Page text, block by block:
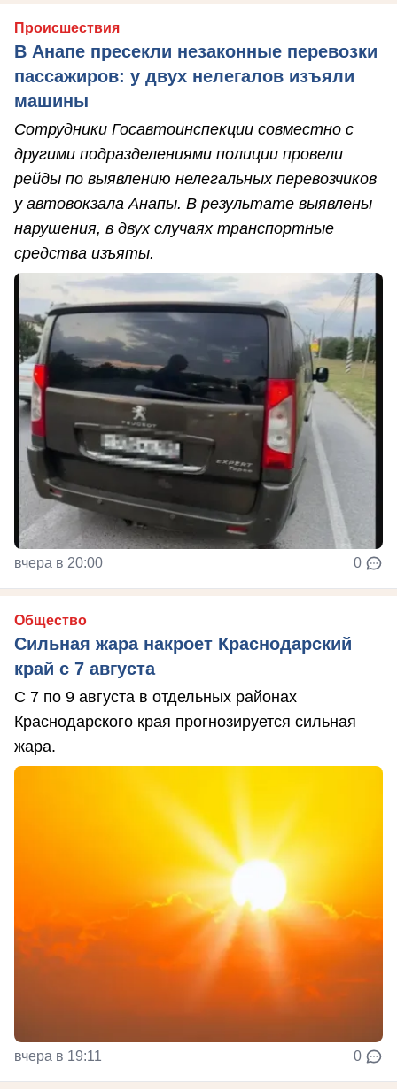
Происшествия
В Анапе пресекли незаконные перевозки
пассажиров: у двух нелегалов изъяли
машины
Сотрудники Госавтоинспекции совместно с
другими подразделениями полиции провели
рейды по выявлению нелегальных перевозчиков
у автовокзала Анапы. В результате выявлены
нарушения, в двух случаях транспортные
средства изъяты.
вчера в 20:00 0
Общество
Сильная жара накроет Краснодарский
край с 7 августа
С 7 по 9 августа в отдельных районах
Краснодарского края прогнозируется сильная
жара.
вчера в 19:11 0